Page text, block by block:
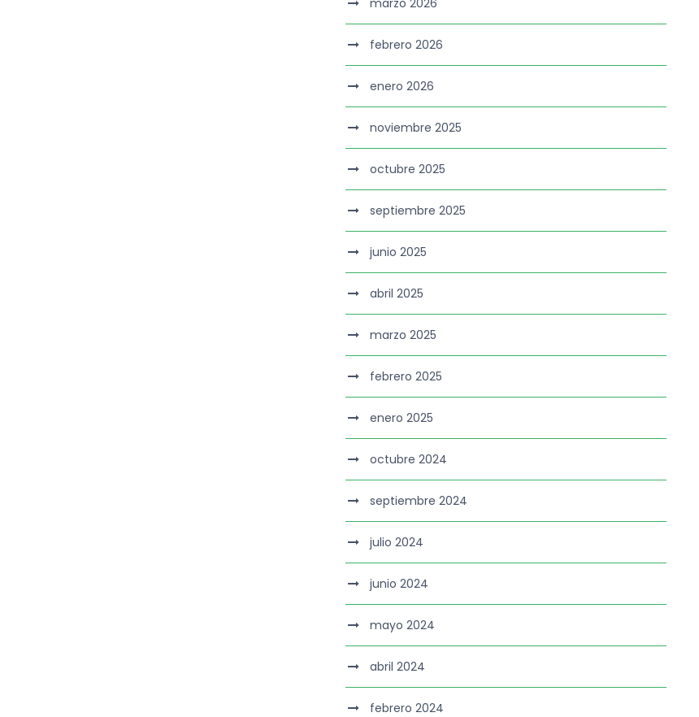
marzo 2026
febrero 2026
enero 2026
noviembre 2025
octubre 2025
septiembre 2025
junio 2025
abril 2025
marzo 2025
febrero 2025
enero 2025
octubre 2024
septiembre 2024
julio 2024
junio 2024
mayo 2024
abril 2024
febrero 2024